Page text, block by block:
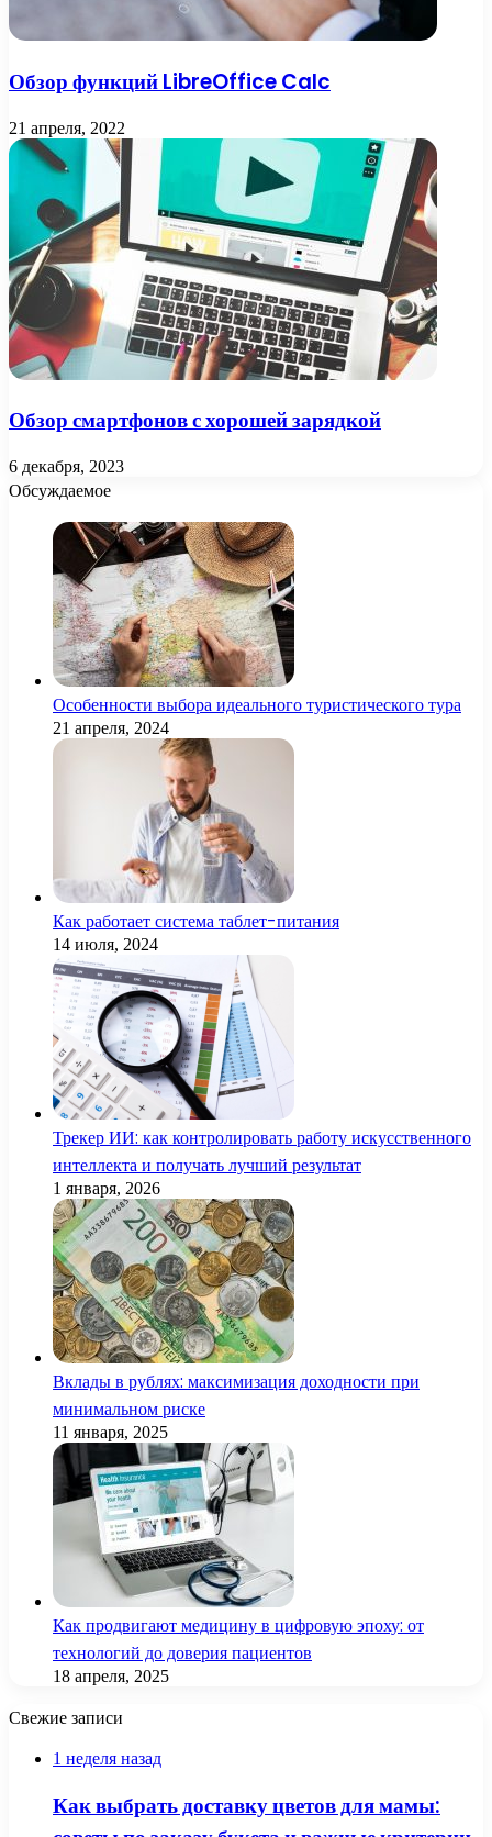
Обзор функций LibreOffice Calc
21 апреля, 2022
Обзор смартфонов с хорошей зарядкой
6 декабря, 2023
Обсуждаемое
Особенности выбора идеального туристического тура
21 апреля, 2024
Как работает система таблет-питания
14 июля, 2024
Трекер ИИ: как контролировать работу искусственного
интеллекта и получать лучший результат
1 января, 2026
Вклады в рублях: максимизация доходности при
минимальном риске
11 января, 2025
Как продвигают медицину в цифровую эпоху: от
технологий до доверия пациентов
18 апреля, 2025
Свежие записи
1 неделя назад
Как выбрать доставку цветов для мамы: